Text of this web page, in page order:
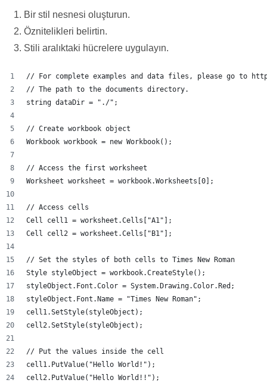
Bir stil nesnesi oluşturun.
Öznitelikleri belirtin.
Stili aralıktaki hücrelere uygulayın.
// For complete examples and data files, please go to
// The path to the documents directory.
string dataDir = "./";
// Create workbook object
Workbook workbook = new Workbook();
// Access the first worksheet
Worksheet worksheet = workbook.Worksheets[0];
// Access cells
Cell cell1 = worksheet.Cells["A1"];
Cell cell2 = worksheet.Cells["B1"];
// Set the styles of both cells to Times New Roman
Style styleObject = workbook.CreateStyle();
styleObject.Font.Color = System.Drawing.Color.Red;
styleObject.Font.Name = "Times New Roman";
cell1.SetStyle(styleObject);
cell2.SetStyle(styleObject);
// Put the values inside the cell
cell1.PutValue("Hello World!");
cell2.PutValue("Hello World!!");